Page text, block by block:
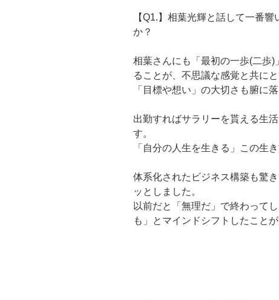
【Q1.】相葉光輝と話して一番響
か？
相葉さんにも「最初の一歩(二歩)
ることが、 不思議な感覚と共に
「目標や想い」の大切さも腑に落
出勤すればサラリーを貰える生
す。
「自分の人生を生きる」
この生
体系化されたビジネス構築も驚
ッとしました。
以前だと「無理だ」で終わって
も」とマインドシフトしたことが